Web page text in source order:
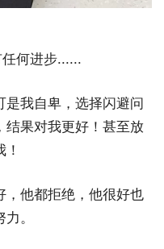
何进步......
是我自卑，选择闪避问
结果对我更好！甚至放
，他都拒绝，他很好也
。